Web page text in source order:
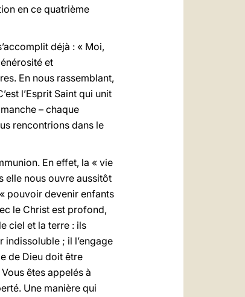
en ce quatrième
déjà : « Moi,
et
En nous rassemblant,
l’Esprit Saint qui unit
– chaque
rencontrions dans le
En effet, la « vie
elle nous ouvre aussitôt
pouvoir devenir enfants
le Christ est profond,
ciel et la terre : ils
; il l’engage
de Dieu doit être
êtes appelés à
Une manière qui